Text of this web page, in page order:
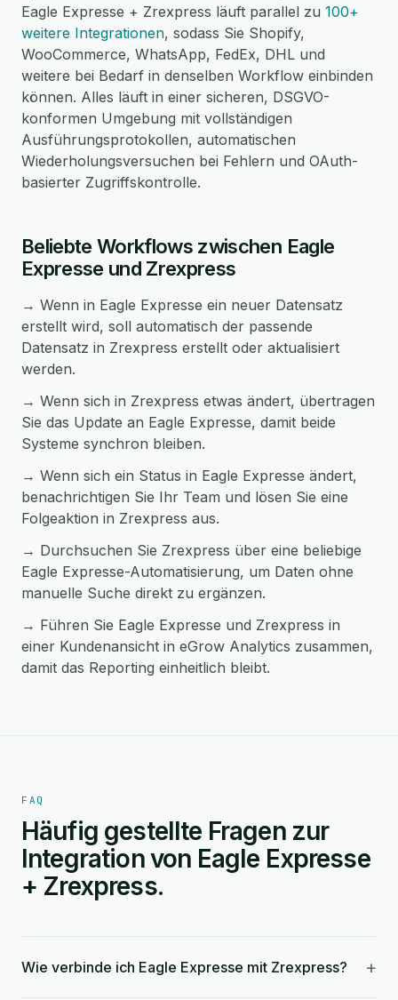
Eagle Expresse + Zrexpress läuft parallel zu 100+
weitere Integrationen, sodass Sie Shopify,
WooCommerce, WhatsApp, FedEx, DHL und
weitere bei Bedarf in denselben Workflow einbinden
können. Alles läuft in einer sicheren, DSGVO-
konformen Umgebung mit vollständigen
Ausführungsprotokollen, automatischen
Wiederholungsversuchen bei Fehlern und OAuth-
basierter Zugriffskontrolle.
Beliebte Workflows zwischen Eagle
Expresse und Zrexpress
→ Wenn in Eagle Expresse ein neuer Datensatz
erstellt wird, soll automatisch der passende
Datensatz in Zrexpress erstellt oder aktualisiert
werden.
→ Wenn sich in Zrexpress etwas ändert, übertragen
Sie das Update an Eagle Expresse, damit beide
Systeme synchron bleiben.
→ Wenn sich ein Status in Eagle Expresse ändert,
benachrichtigen Sie Ihr Team und lösen Sie eine
Folgeaktion in Zrexpress aus.
→ Durchsuchen Sie Zrexpress über eine beliebige
Eagle Expresse-Automatisierung, um Daten ohne
manuelle Suche direkt zu ergänzen.
→ Führen Sie Eagle Expresse und Zrexpress in
einer Kundenansicht in eGrow Analytics zusammen,
damit das Reporting einheitlich bleibt.
FAQ
Häufig gestellte Fragen zur
Integration von Eagle Expresse
+ Zrexpress.
Wie verbinde ich Eagle Expresse mit Zrexpress? +